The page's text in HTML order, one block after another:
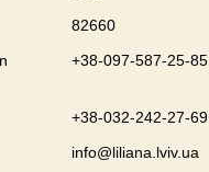
82660
+38-097-587-25-85
+38-032-242-27-69
info@liliana.lviv.ua